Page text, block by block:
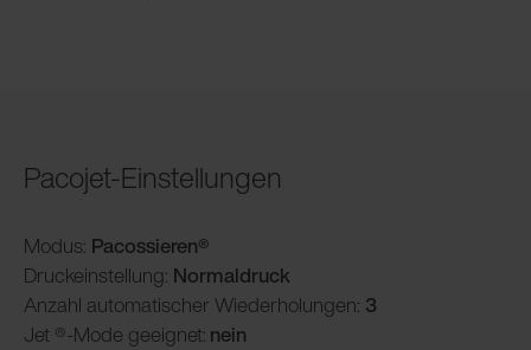
Pacojet-Einstellungen
Modus: Pacossieren®
Druckeinstellung: Normaldruck
Anzahl automatischer Wiederholungen: 3
Jet ®-Mode geeignet: nein